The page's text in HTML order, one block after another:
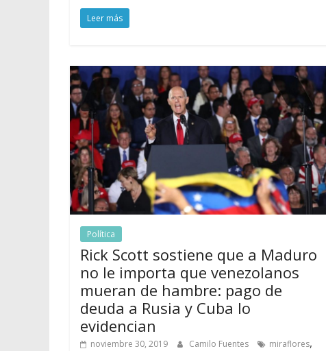
Leer más
Política
Rick Scott sostiene que a Maduro
no le importa que venezolanos
mueran de hambre: pago de
deuda a Rusia y Cuba lo
evidencian
noviembre 30, 2019 Camilo Fuentes miraflores,